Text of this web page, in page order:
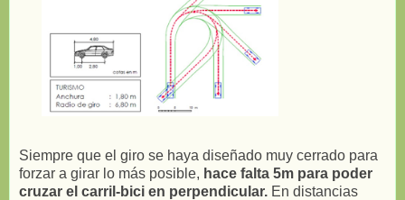
Siempre que el giro se haya diseñado muy cerrado para
forzar a girar lo más posible, hace falta 5m para poder
cruzar el carril-bici en perpendicular. En distancias